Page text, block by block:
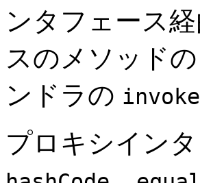
ンタフェース
スのメソッドの
ンドラの invoke
プロキシイン